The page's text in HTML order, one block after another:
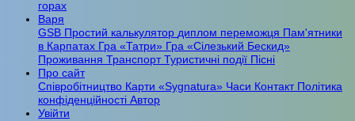
горах
Варя
GSB Простий калькулятор диплом переможця Пам'ятники
в Карпатах Гра «Татри» Гра «Сілезький Бескид»
Проживання ТранспортТуристичні події Пісні
Про сайт
Співробітництво Карти «Sygnatura» Часи Контакт Політика
конфіденційності Автор
Увійти